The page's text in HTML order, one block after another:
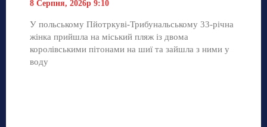
8 Серпня, 2026р 9:10
У польському Пйотркуві-Трибунальському 33-річна
жінка прийшла на міський пляж із двома
королівськими пітонами на шиї та зайшла з ними у
воду